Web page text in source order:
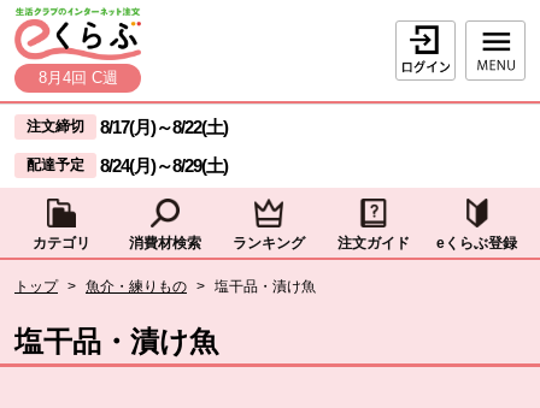
ページの先頭です。
本文へジャンプする。
8月4回 C週
ログイン
ここからサイト内共通メニューです。
サイト内共通メニューをスキップする
注文締切 8/17(月)～8/22(土)
配達予定 8/24(月)～8/29(土)
カテゴリ 消費材検索 ランキング 注文ガイド eくらぶ登録
トップ > 魚介・練りもの > 塩干品・漬け魚
塩干品・漬け魚